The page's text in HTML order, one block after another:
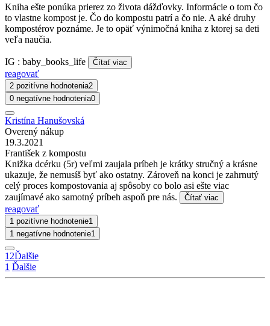
Kniha ešte ponúka prierez zo života dážďovky. Informácie o tom čo
to vlastne kompost je. Čo do kompostu patrí a čo nie. A aké druhy
kompostérov poznáme. Je to opäť výnimočná kniha z ktorej sa deti
veľa naučia.
IG : baby_books_life Čítať viac
reagovať
2 pozitívne hodnotenia2
0 negatívne hodnotenia0
Kristína Hanušovská
Overený nákup
19.3.2021
František z kompostu
Knižka dcérku (5r) veľmi zaujala príbeh je krátky stručný a krásne
ukazuje, že nemusíš byť ako ostatny. Zároveň na konci je zahrnutý
celý proces kompostovania aj spôsoby co bolo asi ešte viac
zaujímavé ako samotný príbeh aspoň pre nás.
Čítať viac
reagovať
1 pozitívne hodnotenie1
1 negatívne hodnotenie1
1 2Ďalšie
1 Ďalšie